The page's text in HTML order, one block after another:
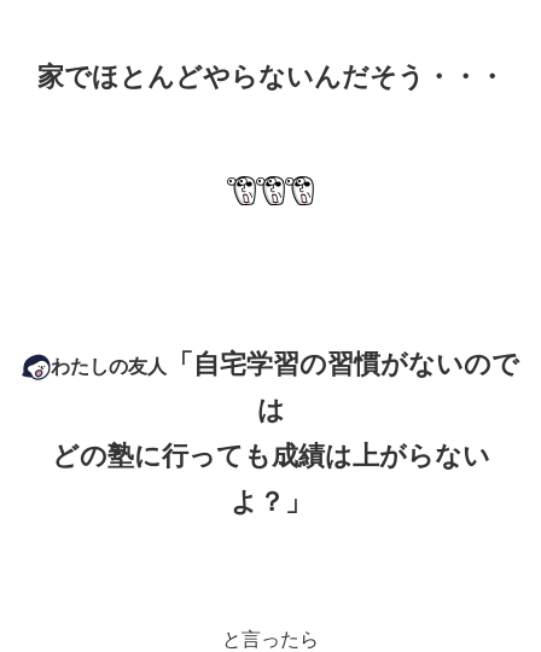
家でほとんどやらないんだそう・・・
わたしの友人
「自宅学習の習慣がないので
は
どの塾に行っても成績は上がらない
よ？」
と言ったら